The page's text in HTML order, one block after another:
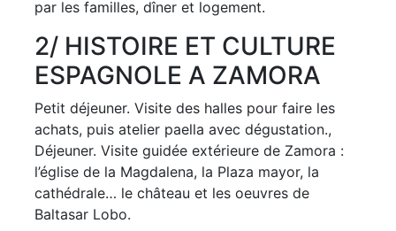
par les familles, dîner et logement.
2/ HISTOIRE ET CULTURE
ESPAGNOLE A ZAMORA
Petit déjeuner. Visite des halles pour faire les
achats, puis atelier paella avec dégustation.,
Déjeuner. Visite guidée extérieure de Zamora :
l’église de la Magdalena, la Plaza mayor, la
cathédrale… le château et les oeuvres de
Baltasar Lobo.